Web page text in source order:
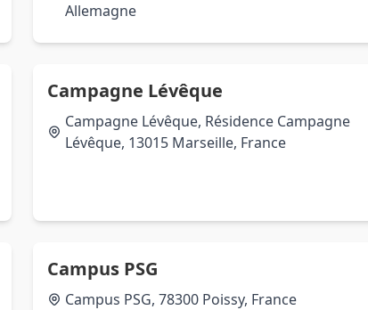
Allemagne
Campagne Lévêque
Campagne Lévêque, Résidence Campagne
Lévêque, 13015 Marseille, France
Campus PSG
Campus PSG, 78300 Poissy, France